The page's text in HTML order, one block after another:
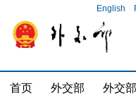
English
首页 外交部 外交